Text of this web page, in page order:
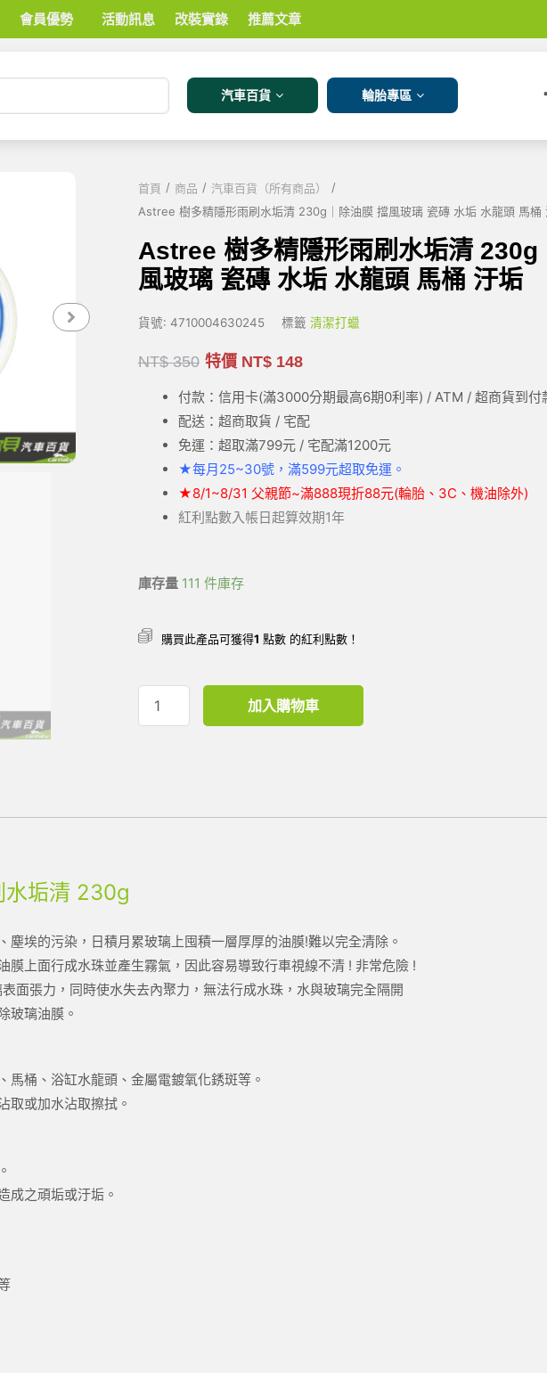
會員優勢 活動訊息 改裝實錄 推薦文章
汽車百貨 輪胎專區
首頁 / 商品 / 汽車百貨（所有商品）
/
Astree 樹多精隱形雨刷水垢清 230g｜除油膜 擋風玻璃 瓷磚 水垢 水龍頭 馬桶
Astree 樹多精隱形雨刷水垢清 230g
風玻璃 瓷磚 水垢 水龍頭 馬桶 汙垢
貨號: 4710004630245 標籤 清潔打蠟
NT$350 特價 NT$148
付款：信用卡(滿3000分期最高6期0利率) / ATM / 超商貨到付
配送：超商取貨 / 宅配
免運：超取滿799元 / 宅配滿1200元
★每月25~30號，滿599元超取免運。
★8/1~8/31 父親節~滿888現折88元(輪胎、3C、機油除外)
紅利點數入帳日起算效期1年
庫存量 111 件庫存
購買此產品可獲得1 點數 的紅利點數！
加入購物車
水垢清 230g
塵埃的污染，日積月累玻璃上囤積一層厚厚的油膜!難以完全清除。
膜上面行成水珠並產生霧氣，因此容易導致行車視線不清 ! 非常危險 !
面張力，同時使水失去內聚力，無法行成水珠，水與玻璃完全隔開
玻璃油膜。
馬桶、浴缸水龍頭、金屬電鍍氧化銹斑等。
取或加水沾取擦拭。
成之頑垢或汙垢。